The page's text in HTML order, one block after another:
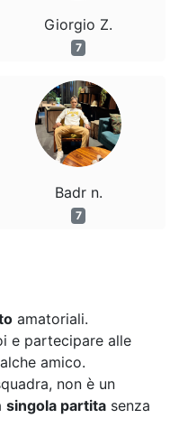
Giorgio Z.
7
Badr n.
7
amatoriali.
e partecipare alle
amico.
non è un
singola partita senza